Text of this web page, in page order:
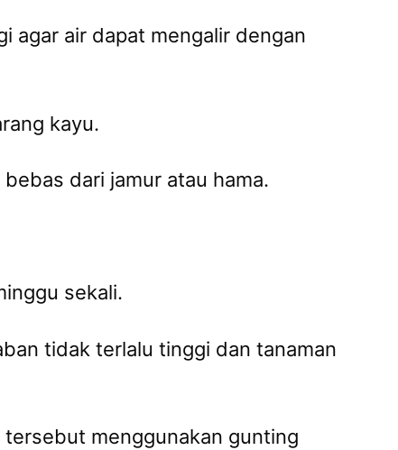
agar air dapat mengalir dengan
kayu.
dari jamur atau hama.
sekali.
tidak terlalu tinggi dan tanaman
menggunakan gunting